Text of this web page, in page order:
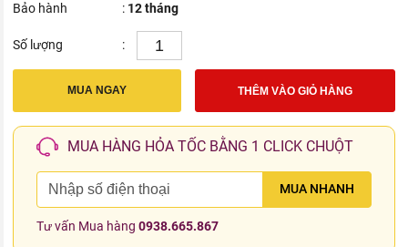
Bảo hành : 12 tháng
Số lượng :
MUA NGAY THÊM VÀO GIỎ HÀNG
MUA HÀNG HỎA TỐC BẰNG 1 CLICK CHUỘT
MUA NHANH
Tư vấn Mua hàng0938.665.867